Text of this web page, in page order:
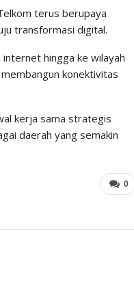
terus berupaya
transformasi digital.
hingga ke wilayah
konektivitas
kerja sama strategis
daerah yang semakin
0